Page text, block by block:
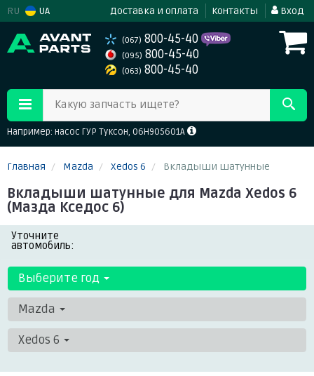
RU UA Доставка и оплата Контакты Вход
(067) 800-45-40
(095) 800-45-40
(063) 800-45-40
Какую запчасть ищете?
Например: насос ГУР Туксон, 06H905601A
Главная Mazda Xedos 6 Вкладыши шатунные
Вкладыши шатунные для Mazda Xedos 6
(Мазда Кседос 6)
Уточните
автомобиль:
Выберите год
Mazda
Xedos 6